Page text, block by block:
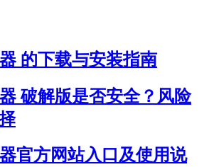
的下载与安装指南
破解版是否安全？风险
官方网站入口及使用说